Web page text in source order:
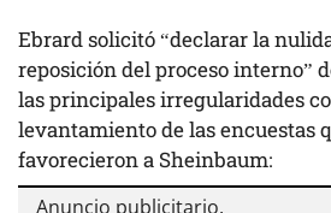
Ebrard solicitó “declarar la
reposición del proceso interno”
las principales irregularidades
levantamiento de las encuestas
favorecieron a Sheinbaum: